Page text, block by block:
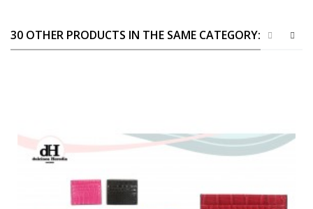
30 OTHER PRODUCTS IN THE SAME CATEGORY: